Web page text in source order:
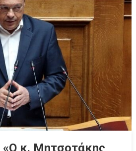
«Ο κ. Μητσοτάκης